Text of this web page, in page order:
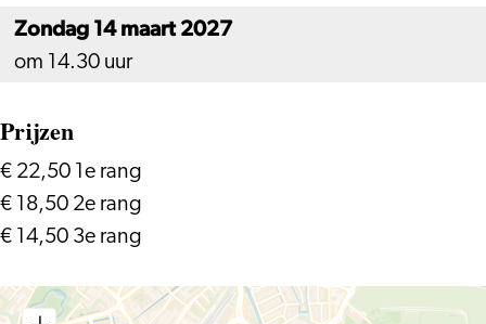
Zondag 14 maart 2027
om 14.30 uur
Prijzen
€ 22,50 1e rang
€ 18,50 2e rang
€ 14,50 3e rang